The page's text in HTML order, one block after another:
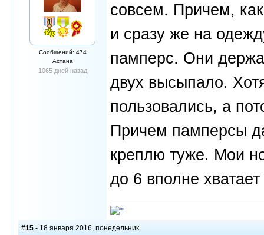
Сообщений: 474
Астана
1065 дней назад
совсем. Причем,
и сразу же на
памперс. Они
двух высыпало.
пользовались, а
Причем памперсы
креплю туже. Мои
до 6 вполне
#15 - 18 января 2016, понедельник